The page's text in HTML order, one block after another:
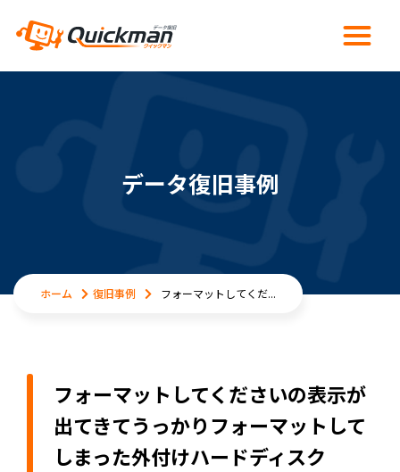
データ復旧事例
ホーム 復旧事例 フォーマットしてくだ...
フォーマットしてくださいの表示が
出てきてうっかりフォーマットして
しまった外付けハードディスク